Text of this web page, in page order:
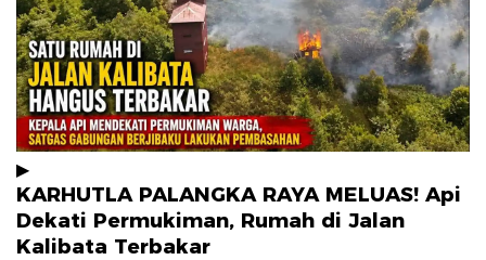
▶
KARHUTLA PALANGKA RAYA MELUAS! Api
Dekati Permukiman, Rumah di Jalan
Kalibata Terbakar